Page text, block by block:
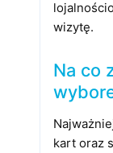
wizytę.
Na co
kart oraz